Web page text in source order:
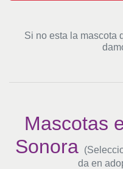
Si no esta la mascota
Mascotas
Sonora
da en